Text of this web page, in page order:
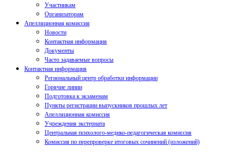
Участникам
Организаторам
Апелляционная комиссия
Новости
Контактная информация
Документы
Часто задаваемые вопросы
Контактная информация
Региональный центр обработки информации
Горячие линии
Подготовка к экзаменам
Пункты регистрации выпускников прошлых лет
Апелляционная комиссия
Учреждения экстерната
Центральная психолого-медико-педагогическая комиссия
Комиссия по перепроверке итоговых сочинений (изложений)